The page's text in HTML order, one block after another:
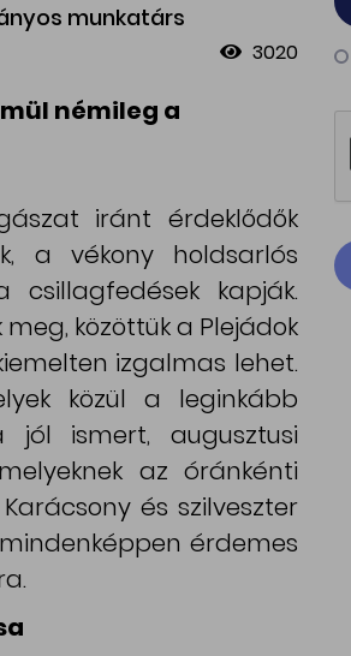
munkatárs
3020
némileg a
iránt érdeklődők
a vékony holdsarlós
kapják.
közöttük a Plejádok
izgalmas lehet.
közül a leginkább
ismert, augusztusi
az óránkénti
és szilveszter
érdemes